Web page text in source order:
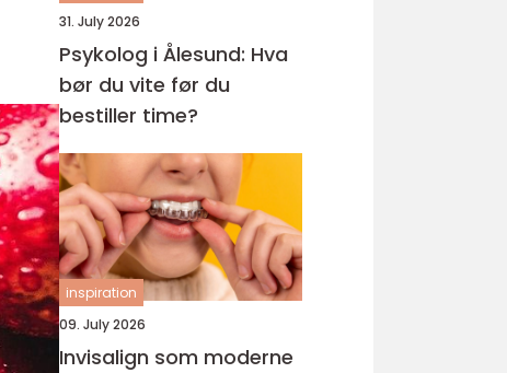
31. July 2026
Psykolog i Ålesund: Hva
bør du vite før du
bestiller time?
inspiration
09. July 2026
Invisalign som moderne